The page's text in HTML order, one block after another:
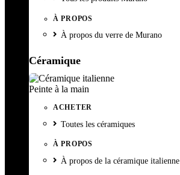
À PROPOS
À propos du verre de Murano
Céramique
Peinte à la main
ACHETER
Toutes les céramiques
À PROPOS
À propos de la céramique italienne